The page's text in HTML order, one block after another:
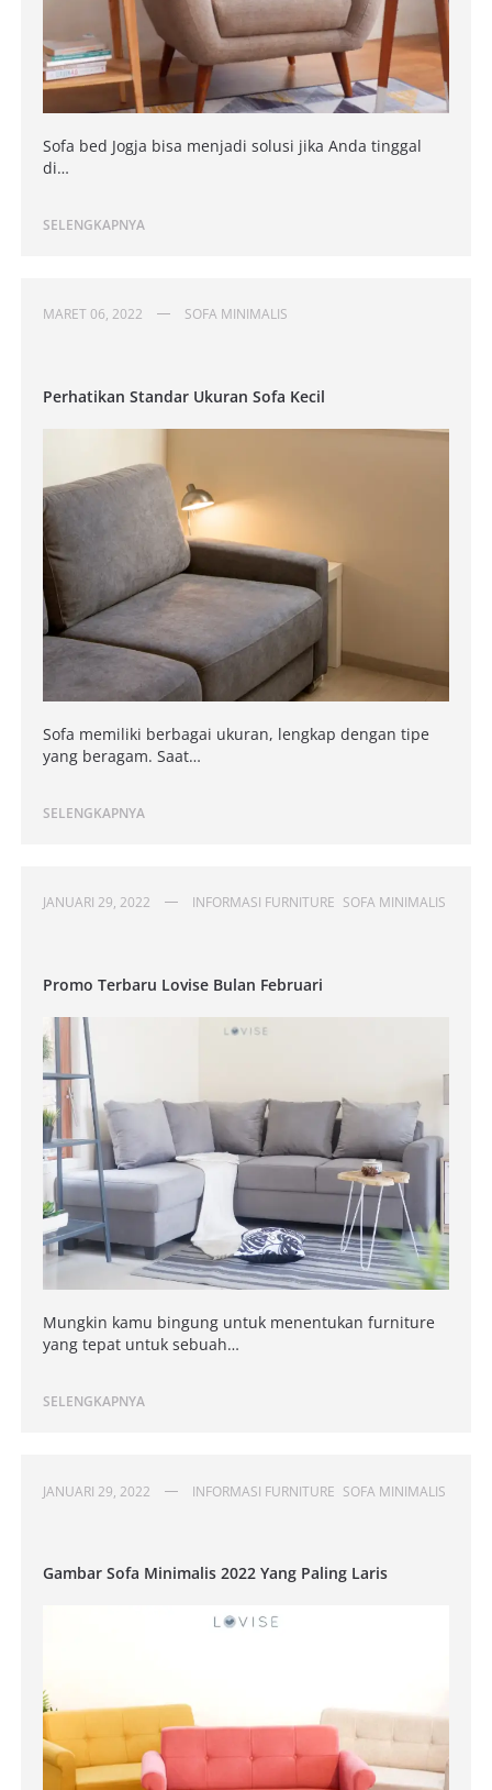
Sofa bed Jogja bisa menjadi solusi jika Anda tinggal
di…
SELENGKAPNYA
MARET 06, 2022 SOFA MINIMALIS
Perhatikan Standar Ukuran Sofa Kecil
Sofa memiliki berbagai ukuran, lengkap dengan tipe
yang beragam. Saat…
SELENGKAPNYA
JANUARI 29, 2022 INFORMASI FURNITURE SOFA MINIMALIS
Promo Terbaru Lovise Bulan Februari
Mungkin kamu bingung untuk menentukan furniture
yang tepat untuk sebuah…
SELENGKAPNYA
JANUARI 29, 2022 INFORMASI FURNITURE SOFA MINIMALIS
Gambar Sofa Minimalis 2022 Yang Paling Laris